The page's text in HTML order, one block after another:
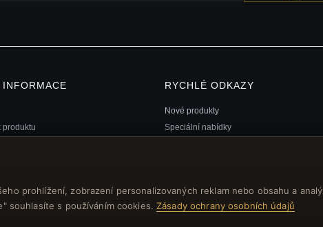
prohlížení, zobrazení personalizovaných reklam nebo obsahu a
souhlasíte s používáním cookies.Zásady ochrany osobních údajů
produktu
z odběru zpravodaje
RYCHLÉ ODKAZY
Nové produkty
Speciální nabídky